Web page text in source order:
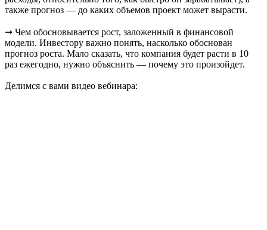
также прогноз — до каких объемов проект может вырасти.
➞ Чем обосновывается рост, заложенный в финансовой
модели. Инвестору важно понять, насколько обоснован
прогноз роста. Мало сказать, что компания будет расти в 10
раз ежегодно, нужно объяснить — почему это произойдет.
Делимся с вами видео вебинара: